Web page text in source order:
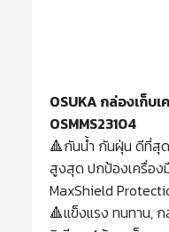
OSUKA กล่องเก็บ
OSMMS23104
🔺กันน้ำ กันฝุ่น ดีที่สุ
สูงสุด ปกป้องเครื่อ
MaxShield
🔺แข็งแรง ทนทาน,